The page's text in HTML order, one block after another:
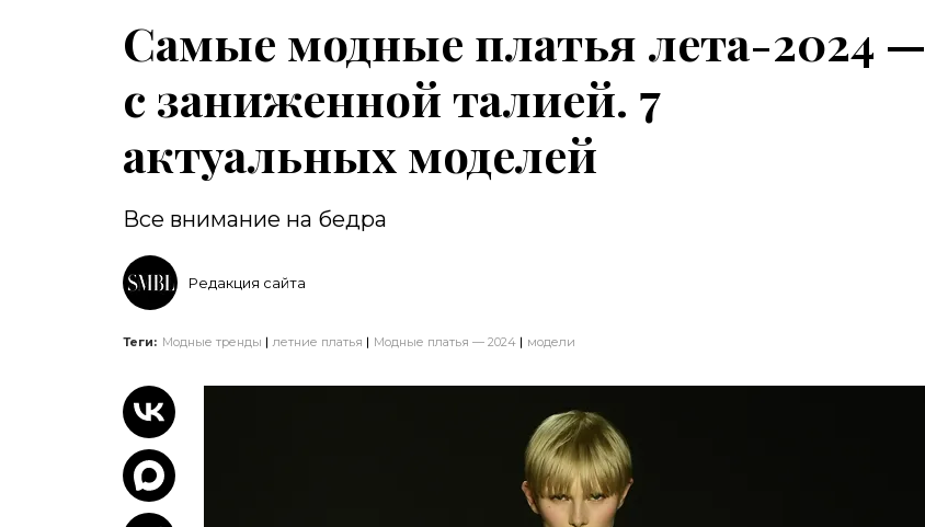
Самые модные платья лета-2024 —
с заниженной талией. 7
актуальных моделей
Все внимание на бедра
Редакция сайта
Теги: Модные тренды летние платья Модные платья — 2024 модели